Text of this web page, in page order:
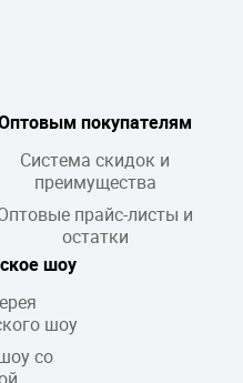
покупателям
Система скидок и
преимущества
прайс-листы и
остатки
шоу
шоу
со